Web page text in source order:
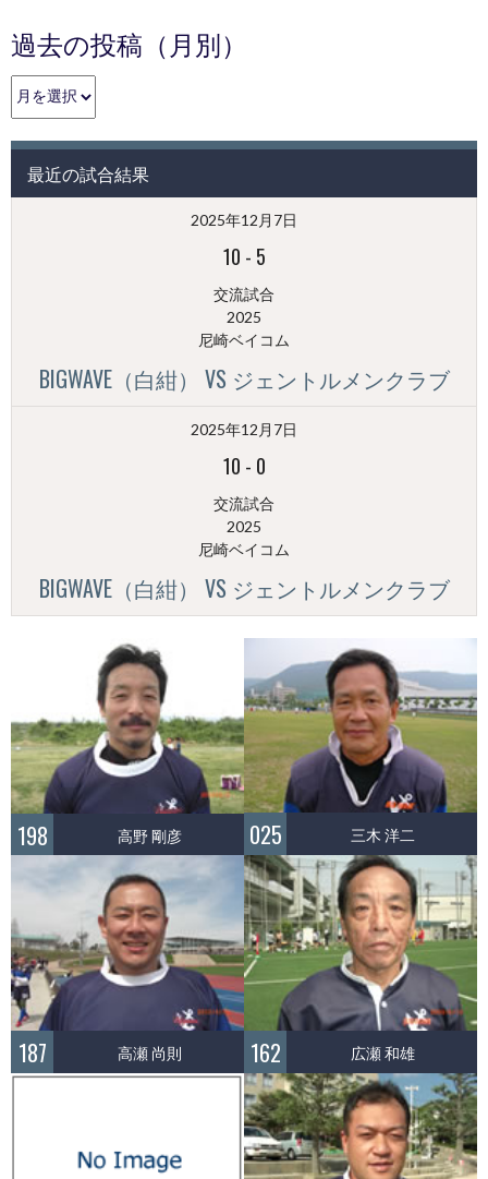
過去の投稿（月別）
過
去
投
（月
最近の試合結果
2025年12月7日
10 - 5
交流試合
2025
尼崎ベイコム
BIGWAVE（白紺） VS ジェントルメンクラブ
2025年12月7日
10 - 0
交流試合
2025
尼崎ベイコム
BIGWAVE（白紺） VS ジェントルメンクラブ
198 高野 剛彦 025 三木 洋二
187 高瀬 尚則 162 広瀬 和雄